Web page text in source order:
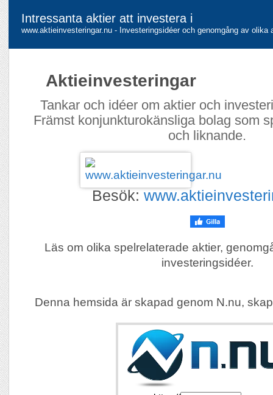
Intressanta aktier att investera i
www.aktieinvesteringar.nu - Investeringsidéer och genomgång av olika
Aktieinvesteringar
Tankar och idéer om aktier och
Främst konjunkturokänsliga bolag som
och liknande.
Besök:
Läs om olika spelrelaterade aktier,
investeringsidéer.
Denna hemsida är skapad genom N.nu,